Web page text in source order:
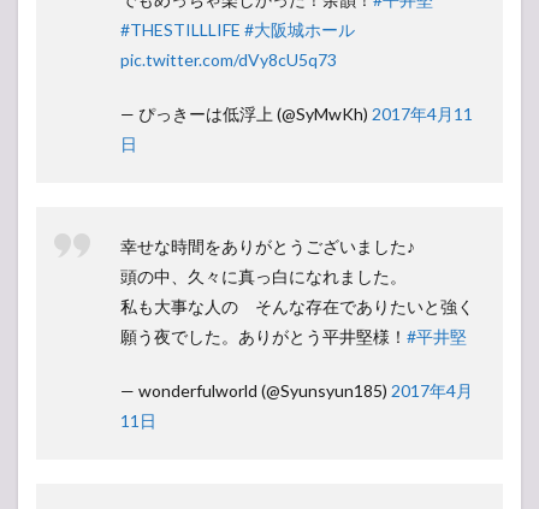
#THESTILLLIFE #大阪城ホール
pic.twitter.com/dVy8cU5q73
— ぴっきーは低浮上 (@SyMwKh) 2017年4月11
日
幸せな時間をありがとうございました♪
頭の中、久々に真っ白になれました。
私も大事な人の そんな存在でありたいと強く
願う夜でした。ありがとう平井堅様！ #平井堅
— wonderfulworld (@Syunsyun185) 2017年4月
11日